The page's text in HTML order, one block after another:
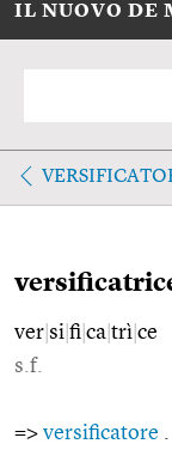
IL NUOVO DE
ver si fi ca trì ce
s.f.
=> versificatore